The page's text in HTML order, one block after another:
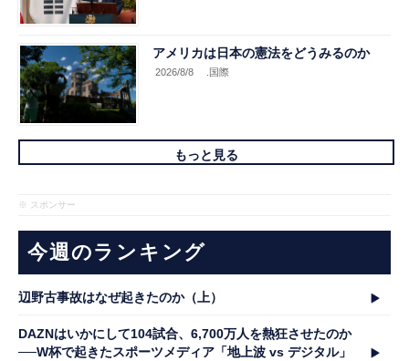
アメリカは日本の憲法をどうみるのか
2026/8/8 .国際
もっと見る
※ スポンサー
今週のランキング
辺野古事故はなぜ起きたのか（上）
DAZNはいかにして104試合、6,700万人を熱狂させたのか
──W杯で起きたスポーツメディア「地上波 vs デジタル」